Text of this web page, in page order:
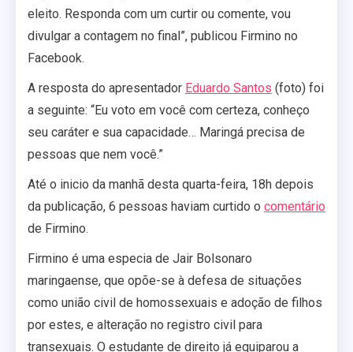
eleito. Responda com um curtir ou comente, vou
divulgar a contagem no final”, publicou Firmino no
Facebook.
A resposta do apresentador Eduardo Santos (foto) foi
a seguinte: “Eu voto em você com certeza, conheço
seu caráter e sua capacidade… Maringá precisa de
pessoas que nem você.”
Até o inicio da manhã desta quarta-feira, 18h depois
da publicação, 6 pessoas haviam curtido o comentário
de Firmino.
Firmino é uma especia de Jair Bolsonaro
maringaense, que opõe-se à defesa de situações
como união civil de homossexuais e adoção de filhos
por estes, e alteração no registro civil para
transexuais. O estudante de direito já equiparou a